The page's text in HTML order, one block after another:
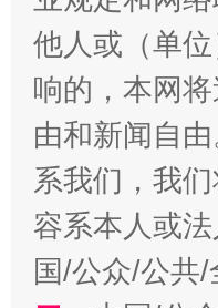
揭开“小金库”
他人或（单
响的，本网
由和新闻自
系我们，我
容系本人或
国/公众/公共